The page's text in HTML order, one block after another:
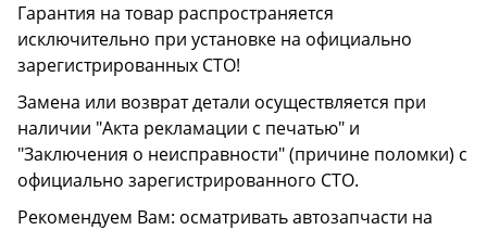
Гарантия на товар распространяется
исключительно при установке на официально
зарегистрированных СТО!
Замена или возврат детали осуществляется при
наличии "Акта рекламации с печатью" и
"Заключения о неисправности" (причине поломки) с
официально зарегистрированного СТО.
Рекомендуем Вам: осматривать автозапчасти на